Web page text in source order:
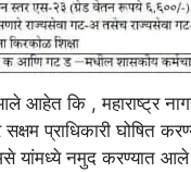
आहेत कि , महाराष्ट्र
प्राधिकारी घोषित
यांमध्ये नमुद करण्यात